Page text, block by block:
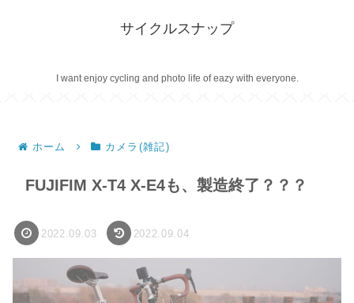
サイクルスナップ
I want enjoy cycling and photo life of eazy with everyone.
ホーム カメラ(雑記)
FUJIFIM X-T4 X-E4も、製造終了？？？
2022.09.03 2022.09.04